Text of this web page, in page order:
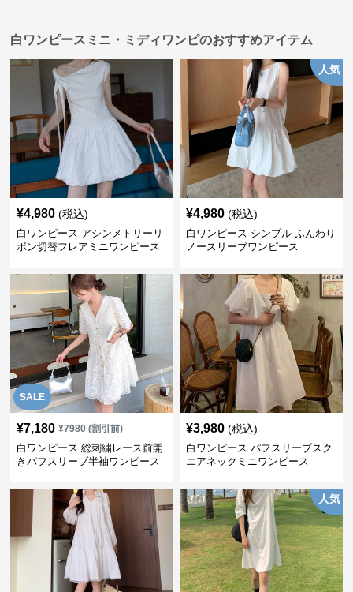
白ワンピースミニ・ミディワンピのおすすめアイテム
¥4,980 (税込)
白ワンピース アシンメトリーリ
ボン切替フレアミニワンピース
人気
¥4,980 (税込)
白ワンピース シンプル ふんわり
ノースリーブワンピース
SALE
¥7,180 ¥7980(割引前)
白ワンピース 総刺繍レース前開
きパフスリーブ半袖ワンピース
¥3,980 (税込)
白ワンピース パフスリーブスク
エアネックミニワンピース
人気